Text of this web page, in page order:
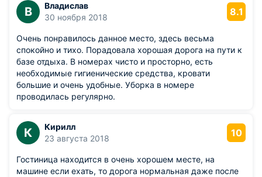
В
Владислав
30 ноября 2018
8.1
Очень понравилось данное место, здесь весьма
спокойно и тихо. Порадовала хорошая дорога на пути к
базе отдыха. В номерах чисто и просторно, есть
необходимые гигиенические средства, кровати
большие и очень удобные. Уборка в номере
проводилась регулярно.
К
Кирилл
23 августа 2018
10
Гостиница находится в очень хорошем месте, на
машине если ехать, то дорога нормальная даже после